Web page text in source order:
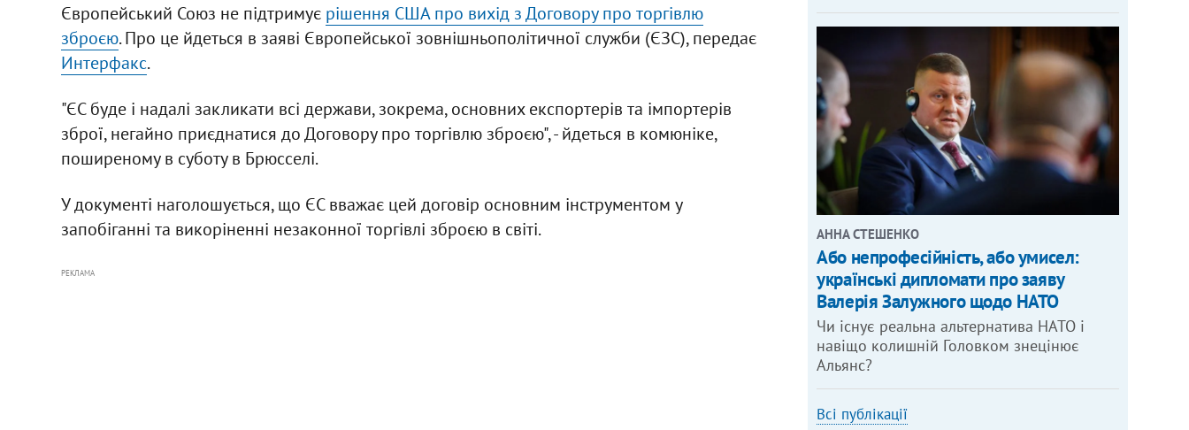
Європейський Союз не підтримує рішення США про вихід з Договору про торгівлю
зброєю. Про це йдеться в заяві Європейської зовнішньополітичної служби (ЄЗС), передає
Интерфакс.
"ЄС буде і надалі закликати всі держави, зокрема, основних експортерів та імпортерів
зброї, негайно приєднатися до Договору про торгівлю зброєю", - йдеться в комюніке,
поширеному в суботу в Брюсселі.
У документі наголошується, що ЄС вважає цей договір основним інструментом у
запобіганні та викоріненні незаконної торгівлі зброєю в світі.
РЕКЛАМА
АННА СТЕШЕНКО
Або непрофесійність, або умисел:
українські дипломати про заяву
Валерія Залужного щодо НАТО
Чи існує реальна альтернатива НАТО і
навіщо колишній Головком знецінює
Альянс?
Всі публікації